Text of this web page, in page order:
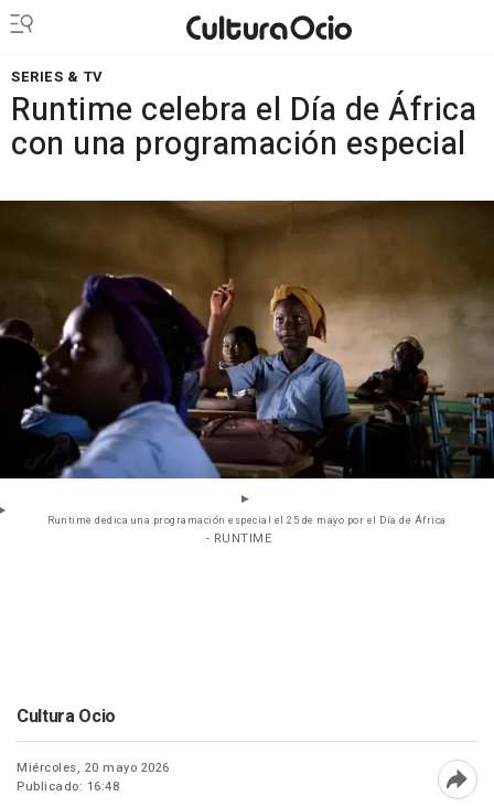
SERIES & TV
Runtime celebra el Día de África
con una programación especial
Runtime dedica una programación especial el 25 de mayo por el Día de África
- RUNTIME
Cultura Ocio
Miércoles, 20 mayo 2026
Publicado: 16:48